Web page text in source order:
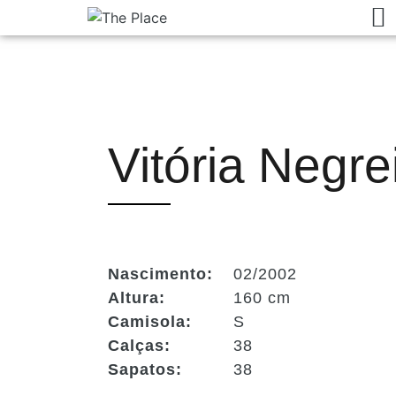
Vitória
Nascimento:
Altura:
Camisola:
Calças:
Sapatos:
02/2002
160 cm
S
38
38